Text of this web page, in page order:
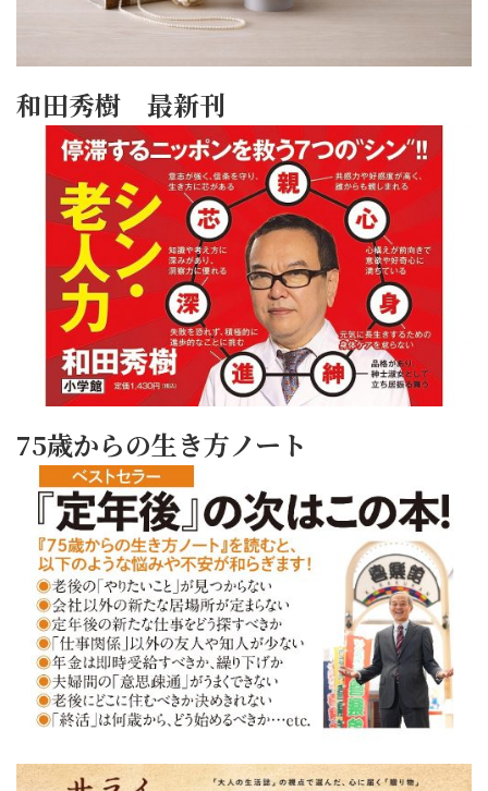
和田秀樹 最新刊
75歳からの生き方ノート